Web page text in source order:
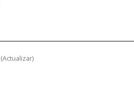
(Actualizar)